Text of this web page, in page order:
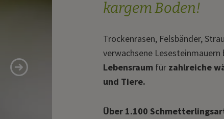
kargem Boden!
Trockenrasen, Felsbänder,
verwachsene Lesesteinmauern
Lebensraum für zahlreiche
und Tiere.
Über 1.100